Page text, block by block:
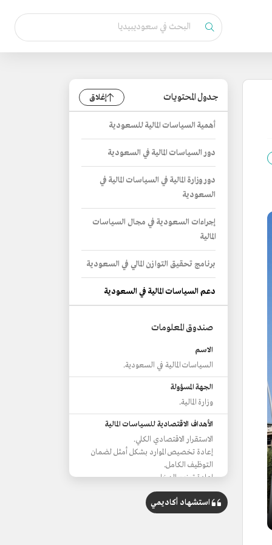
جدول المحتويات إغلاق
أهمية السياسات المالية للسعودية
دور السياسات المالية في السعودية
دور وزارة المالية في السياسات المالية في
السعودية
إجراءات السعودية في مجال السياسات
المالية
برنامج تحقيق التوازن المالي في السعودية
دعم السياسات المالية في السعودية
صندوق المعلومات
الاسم
السياسات المالية في السعودية.
الجهة المسؤولة
وزارة المالية.
الأهداف الاقتصادية للسياسات المالية
الاستقرار الاقتصادي الكلي.
إعادة تخصيص الموارد بشكل أمثل لضمان
التوظيف الكامل.
إعادة توزيع الدخل.
تحقيق الاستدامة المالية.
الأهداف الرئيسية للسياسات المالية
استشهاد أكاديمي